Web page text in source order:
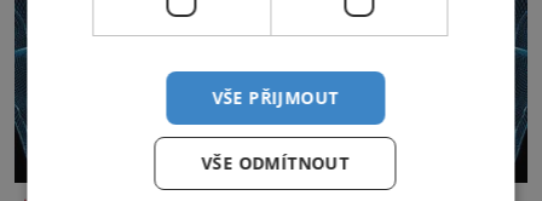
VŠE PŘIJMOUT
VŠE ODMÍTNOUT